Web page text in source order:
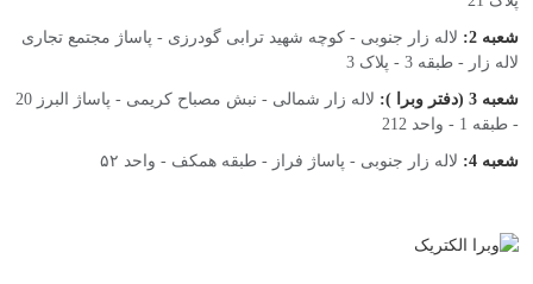
شعبه 2:
لاله زار جنوبی - کوچه شهید ترابی گودرزی - پاساژ مجتمع تجاری
لاله زار - طبقه 3 - پلاک 3
شعبه 3 (دفتر وبرا ):
لاله زار شمالی - نبش مصباح کریمی - پاساژ البرز 20
- طبقه 1 - واحد 212
شعبه 4: لاله زار جنوبی - پاساژ فراز - طبقه همکف - واحد ۵۲